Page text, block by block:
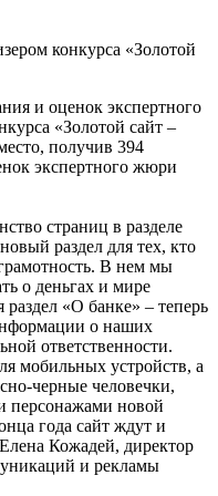
конкурса «Золотой
и оценок экспертного
«Золотой сайт –
получив 394
экспертного жюри
страниц в разделе
раздел для тех, кто
В нем мы
о деньгах и мире
«О банке» – теперь
о наших
ответственности.
мобильных устройств, а
черные человечки,
персонажами новой
года сайт ждут и
Кожадей, директор
и рекламы